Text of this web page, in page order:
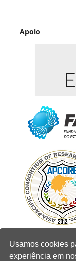
Usamos cookies
experiência em
Apoio